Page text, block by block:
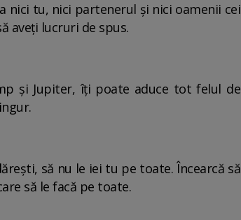
nici tu, nici partenerul și nici oamenii cei
aveți lucruri de spus.
și Jupiter, îți poate aduce tot felul de
să nu le iei tu pe toate. Încearcă să
să le facă pe toate.